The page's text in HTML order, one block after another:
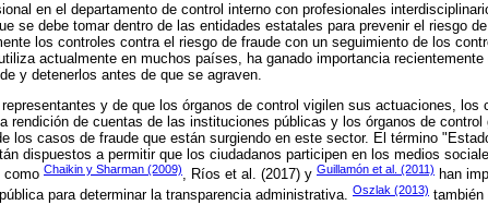
en el departamento de control interno con profesionales
se debe tomar dentro de las entidades estatales para prevenir el riesgo
los controles contra el riesgo de fraude con un seguimiento de los
actualmente en muchos países, ha ganado importancia
y detenerlos antes de que se agraven.
y de que los órganos de control vigilen sus actuaciones, los
rendición de cuentas de las instituciones públicas y los órganos de control
los casos de fraude que están surgiendo en este sector. El término
dispuestos a permitir que los ciudadanos participen en los medios
como Chaikin y Sharman (2009), Ríos et al. (2017) y Guillamón et al. (2011) han
para determinar la transparencia administrativa. Oszlak (2013) también